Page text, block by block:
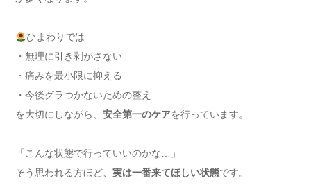
ひまわりでは
・無理に引き剥がさない
・痛みを最小限に抑える
・今後グラつかないための整え
を大切にしながら、 安全第一のケアを行っています。
「こんな状態で行っていいのかな…」
そう思われる方ほど、 実は一番来てほしい状態です。